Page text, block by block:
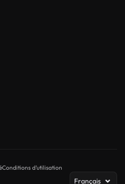
Conditions d’utilisation
Français